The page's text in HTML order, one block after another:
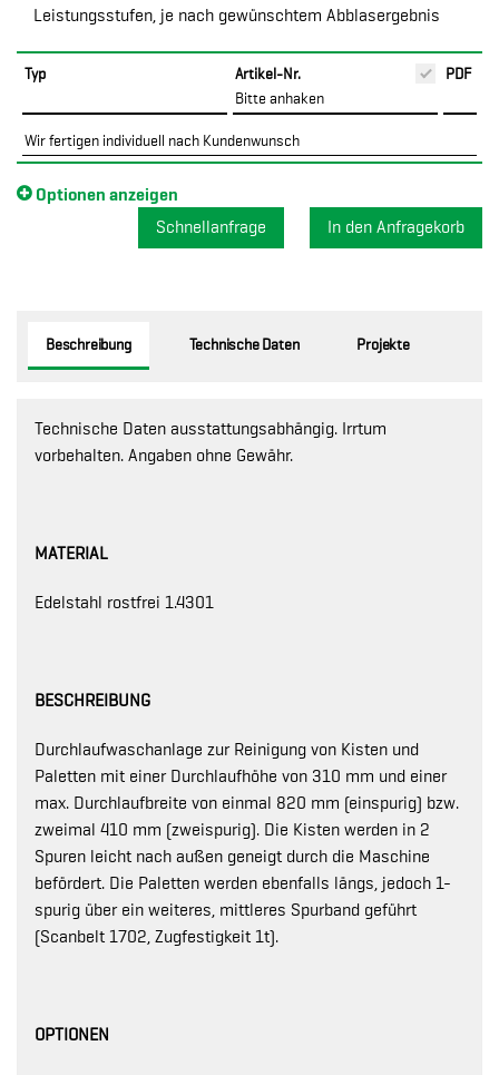
Leistungsstufen, je nach gewünschtem Abblasergebnis
Typ
Artikel-Nr.
Bitte anhaken
PDF
Wir fertigen individuell nach Kundenwunsch
Optionen anzeigen
Schnellanfrage
Beschreibung Technische Daten Projekte
Technische Daten ausstattungsabhängig. Irrtum
vorbehalten. Angaben ohne Gewähr.
MATERIAL
Edelstahl rostfrei 1.4301
BESCHREIBUNG
Durchlaufwaschanlage zur Reinigung von Kisten und
Paletten mit einer Durchlaufhöhe von 310 mm und einer
max. Durchlaufbreite von einmal 820 mm (einspurig) bzw.
zweimal 410 mm (zweispurig). Die Kisten werden in 2
Spuren leicht nach außen geneigt durch die Maschine
befördert. Die Paletten werden ebenfalls längs, jedoch 1-
spurig über ein weiteres, mittleres Spurband geführt
(Scanbelt 1702, Zugfestigkeit 1t).
OPTIONEN